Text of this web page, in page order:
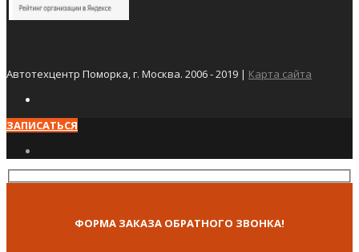
Автотехцентр Поморка, г. Москва. 2006 - 2019 | Карта сайта
ЗАПИСАТЬСЯ
ФОРМА ЗАКАЗА ОБРАТНОГО ЗВОНКА!